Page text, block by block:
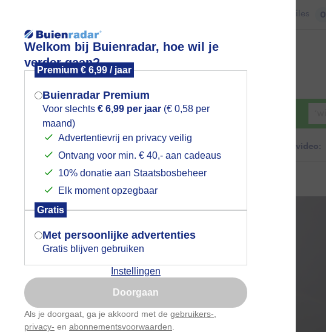
Welkom bij Buienradar, hoe wil je
verder gaan?
Premium € 6,99 / jaar
Buienradar Premium
Voor slechts € 6,99 per jaar (€ 0,58 per
maand)
Advertentievrij en privacy veilig
Ontvang voor min. € 40,- aan cadeaus
10% donatie aan Staatsbosbeheer
Elk moment opzegbaar
Gratis
Met persoonlijke advertenties
Gratis blijven gebruiken
Instellingen
Doorgaan
Als je doorgaat, ga je akkoord met de gebruikers-
privacy- en abonnementsvoorwaarden
Files 0
Foto en video Weerzine
Zoeken in foto & video:
Mogen we je locatie gebruiken voor
het weer?
Indien je hier nog geen akkoord op hebt
gegeven, verschijnt er zo een pop-up uit
je browser waarin deze toestemming
gevraagd wordt.
Is goed, toon de popup
Nu niet, misschien later
Gebruik je Safari en wil je niet elke dag deze pop-up